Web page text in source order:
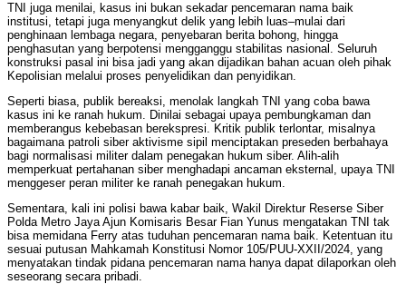
TNI juga menilai, kasus ini bukan sekadar pencemaran nama baik
institusi, tetapi juga menyangkut delik yang lebih luas–mulai dari
penghinaan lembaga negara, penyebaran berita bohong, hingga
penghasutan yang berpotensi mengganggu stabilitas nasional. Seluruh
konstruksi pasal ini bisa jadi yang akan dijadikan bahan acuan oleh pihak
Kepolisian melalui proses penyelidikan dan penyidikan.
Seperti biasa, publik bereaksi, menolak langkah TNI yang coba bawa
kasus ini ke ranah hukum. Dinilai sebagai upaya pembungkaman dan
memberangus kebebasan berekspresi. Kritik publik terlontar, misalnya
bagaimana patroli siber aktivisme sipil menciptakan preseden berbahaya
bagi normalisasi militer dalam penegakan hukum siber. Alih-alih
memperkuat pertahanan siber menghadapi ancaman eksternal, upaya TNI
menggeser peran militer ke ranah penegakan hukum.
Sementara, kali ini polisi bawa kabar baik, Wakil Direktur Reserse Siber
Polda Metro Jaya Ajun Komisaris Besar Fian Yunus mengatakan TNI tak
bisa memidana Ferry atas tuduhan pencemaran nama baik. Ketentuan itu
sesuai putusan Mahkamah Konstitusi Nomor 105/PUU-XXII/2024, yang
menyatakan tindak pidana pencemaran nama hanya dapat dilaporkan oleh
seseorang secara pribadi.